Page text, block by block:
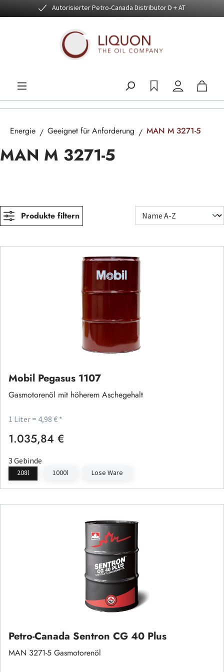
Zum Hauptinhalt springenAutorisierter Petro-Canada Distributor D + AT
Energie Geeignet für Anforderung MAN M 3271-5
MAN M 3271-5
Produkte filtern
Mobil Pegasus 1107
Gasmotorenöl mit höherem Aschegehalt
1 Liter = 4,98 € *
Regulärer Preis:
1.035,84 €
3 Gebinde
208l 1000l Lose Ware
Petro-Canada Sentron CG 40 Plus
MAN 3271-5 Gasmotorenöl